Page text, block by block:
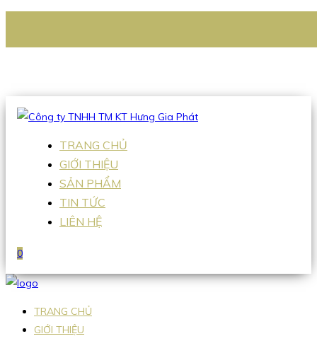
Hotline:0938 336 079
TRANG CHỦ
GIỚI THIỆU
SẢN PHẨM
TIN TỨC
LIÊN HỆ
0
TRANG CHỦ
GIỚI THIỆU